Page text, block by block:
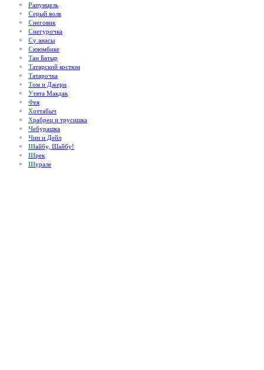
Рапунцель
Серый волк
Снеговик
Снегурочка
Су анасы
Сююмбике
Тан Батыр
Татарский костюм
Татарочка
Том и Джери
Утята Макдак
Фея
Хоттабыч
Храбрец и трусишка
Чебурашка
Чип и Дейл
Шайбу, Шайбу!
Шрек
Шурале